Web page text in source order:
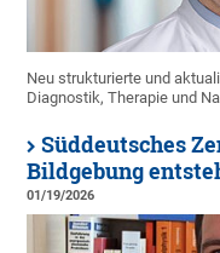
Neu strukturierte und
Diagnostik, Therapie und
Süddeutsches
Bildgebung
01/19/2026